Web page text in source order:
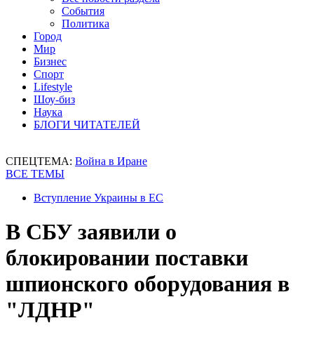
События
Политика
Город
Мир
Бизнес
Спорт
Lifestyle
Шоу-биз
Наука
БЛОГИ ЧИТАТЕЛЕЙ
СПЕЦТЕМА: Война в Иране
ВСЕ ТЕМЫ
Вступление Украины в ЕС
В СБУ заявили о
блокировании поставки
шпионского оборудования в
"ЛДНР"